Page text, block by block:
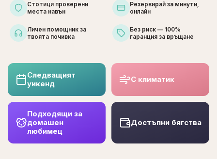
Стотици проверени
места навън
Резервирай за минути,
онлайн
Личен помощник за
твоята почивка
Без риск — 100%
гаранция за връщане
Следващият
уикенд
С климатик
Подходящи за
домашен
любимец
Достъпни бягства